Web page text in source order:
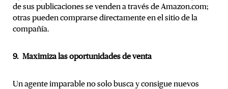
de sus publicaciones se venden a través de Amazon.com;
otras pueden comprarse directamente en el sitio de la
compañía.
9. Maximiza las oportunidades de venta
Un agente imparable no solo busca y consigue nuevos